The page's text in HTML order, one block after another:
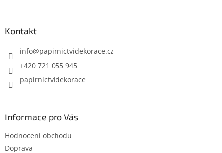
Kontakt
info@papirnictvidekorace.cz
+420 721 055 945
papirnictvidekorace
Informace pro Vás
Hodnocení obchodu
Doprava